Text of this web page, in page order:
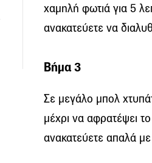
χαμηλή φωτιά για 5
ανακατεύετε να
Βήμα 3
Σε μεγάλο μπολ
μέχρι να αφρατέψει
ανακατεύετε απαλά